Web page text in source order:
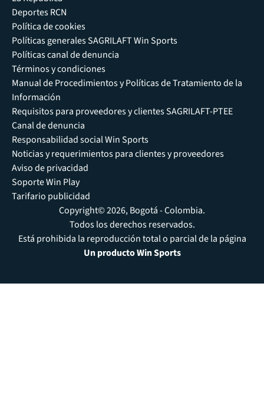
Deportes RCN
Política de cookies
Políticas generales SAGRILAFT Win Sports
Políticas canal de denuncia
Términos y condiciones
Manual de Procedimientos y Políticas de Tratamiento de la
Información
Requisitos para proveedores y clientes SAGRILAFT-PTEE
Canal de denuncia
Responsabilidad social Win Sports
Noticias y requerimientos para clientes y proveedores
Aviso de privacidad
Soporte Win Play
Tarifario publicidad
Copyright© 2026, Bogotá - Colombia.
Todos los derechos reservados.
Está prohibida la reproducción total o parcial de la página
Un producto Win Sports